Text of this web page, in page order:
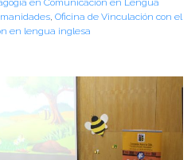
Oficina de Vinculación con el
en lengua inglesa